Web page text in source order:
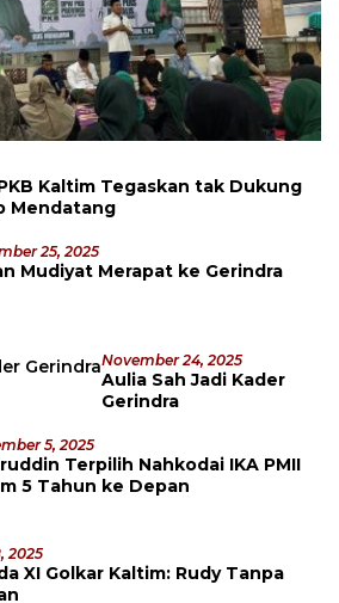
Kaltim Tegaskan tak Dukung
Mendatang
25, 2025
Mudiyat Merapat ke Gerindra
November 24, 2025
Aulia Sah Jadi Kader
Gerindra
5, 2025
Terpilih Nahkodai IKA PMII
5 Tahun ke Depan
2025
XI Golkar Kaltim: Rudy Tanpa